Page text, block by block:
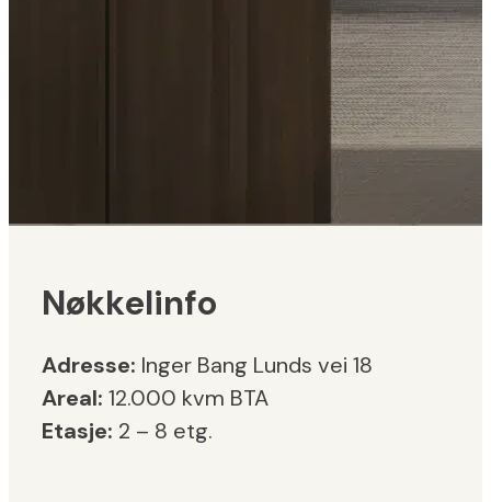
Nøkkelinfo
Adresse: Inger Bang Lunds vei 18
Areal: 12.000 kvm BTA
Etasje: 2 – 8 etg.